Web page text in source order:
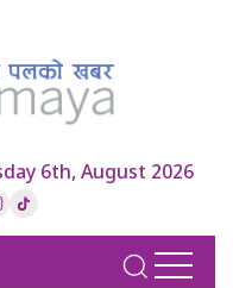
6th, August 2026